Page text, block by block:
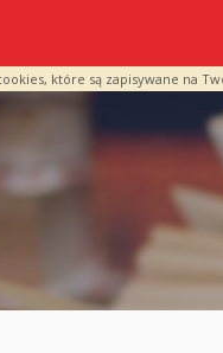
które są zapisywane na